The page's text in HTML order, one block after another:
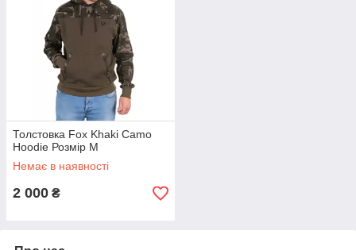
Толстовка Fox Khaki Camo
Hoodie Розмір M
Немає в наявності
2 000 ₴